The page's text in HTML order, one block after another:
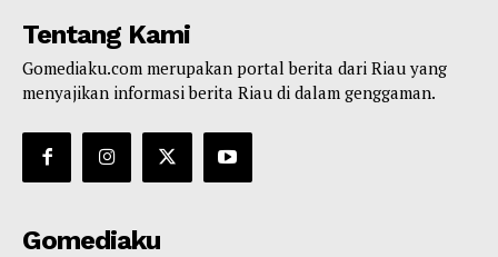
Tentang Kami
Gomediaku.com merupakan portal berita dari Riau yang
menyajikan informasi berita Riau di dalam genggaman.
Gomediaku